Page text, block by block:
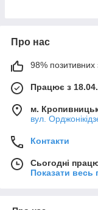
Про нас
98% позитивних
Працює з
м.
вул.
Контакти
Сьогодні
Показати весь